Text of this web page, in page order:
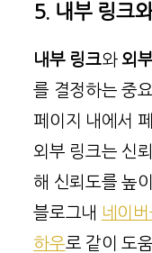
5. 내부 링크
내부 링크와외
를 결정하는 중
페이지 내에서
외부 링크는 신
해 신뢰도를 높
블로그내 네이
하우로 같이 도